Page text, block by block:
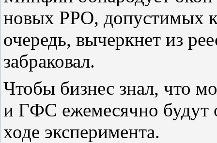
новых РРО, допустимых
очередь, вычеркнет из
забраковал.
Чтобы бизнес знал, что
и ГФС ежемесячно будут
ходе эксперимента.